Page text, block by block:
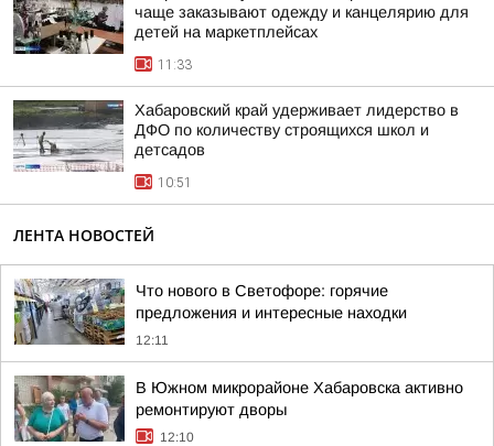
чаще заказывают одежду и канцелярию для
детей на маркетплейсах
11:33
Хабаровский край удерживает лидерство в
ДФО по количеству строящихся школ и
детсадов
10:51
ЛЕНТА НОВОСТЕЙ
Что нового в Светофоре: горячие
предложения и интересные находки
12:11
В Южном микрорайоне Хабаровска активно
ремонтируют дворы
12:10